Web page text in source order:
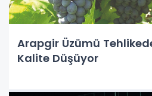
Arapgir Üzümü
Kalite Düşüyor